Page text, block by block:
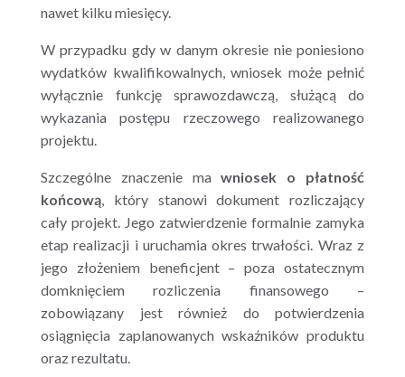
nawet kilku miesięcy.
W przypadku gdy w danym okresie nie poniesiono
wydatków kwalifikowalnych, wniosek może pełnić
wyłącznie funkcję sprawozdawczą, służącą do
wykazania postępu rzeczowego realizowanego
projektu.
Szczególne znaczenie mawniosek o płatność
końcową, który stanowi dokument rozliczający
cały projekt. Jego zatwierdzenie formalnie zamyka
etap realizacji i uruchamia okres trwałości. Wraz z
jego złożeniem beneficjent – poza ostatecznym
domknięciem rozliczenia finansowego –
zobowiązany jest również do potwierdzenia
osiągnięcia zaplanowanych wskaźników produktu
oraz rezultatu.